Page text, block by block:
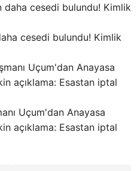
cesedi bulundu! Kimlik
Uçum'dan Anayasa
açıklama: Esastan iptal